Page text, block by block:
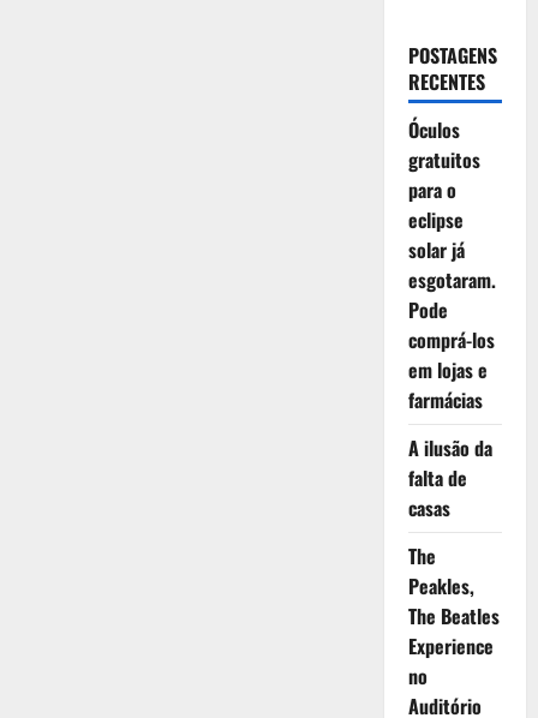
POSTAGENS
RECENTES
Óculos
gratuitos
para o
eclipse
solar já
esgotaram.
Pode
comprá-los
em lojas e
farmácias
A ilusão da
falta de
casas
The
Peakles,
The Beatles
Experience
no
Auditório